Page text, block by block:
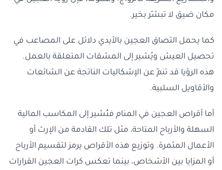
مكان ضيق لا تبشّر بخير.
كما يحمل التصاق العجين بالأيدي دلائل على المصاعب في
تحصيل العيش ويُشير إلى المشقات المتعلقة بالعمل.
هذه الرؤيا قد تنمّ عن الإشكاليات الناتجة عن الشائعات
والأقاويل السلبية.
أما أقراص العجين في المنام فتُشير إلى المكاسب المالية
السهلة والأرباح المتاحة، مثل تلك القادمة من الإرث أو
الأعمال المثمرة. وتوزيع هذه الأقراص يرمز لتقسيم الأرباح
أو المزايا بين الأشخاص، بينما تعكس كرات العجين القرارات